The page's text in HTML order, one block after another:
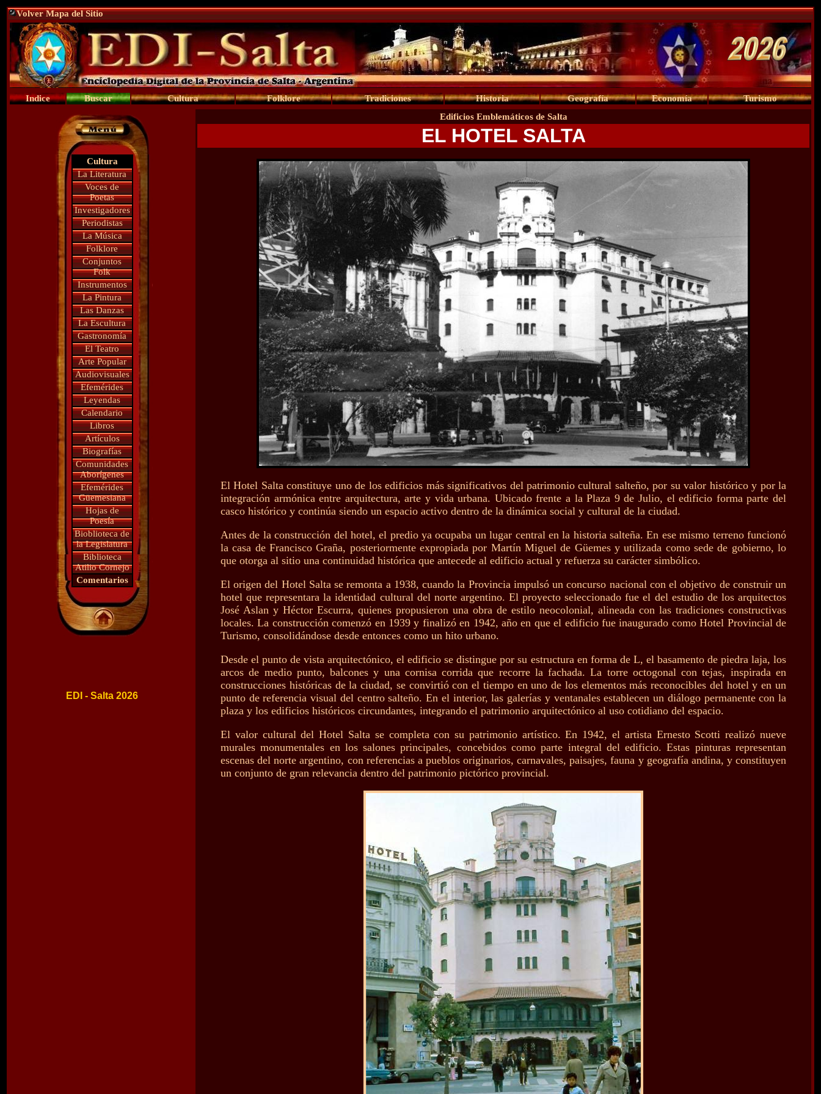
Volver Mapa del Sitio
Indice Buscar Cultura Folklore Tradiciones Historia Geografía Economía Turismo
Cultura
La Literatura
Voces de
Poetas
Investigadores
Periodistas
La Música
Folklore
Conjuntos
Folk
Instrumentos
La Pintura
Las Danzas
La Escultura
Gastronomía
El Teatro
Arte Popular
Audiovisuales
Efemérides
Leyendas
Calendario
Libros
Artículos
Biografías
Comunidades
Aborígenes
Efemérides
Güemesiana
Hojas de
Poesía
Bioblioteca de
la Legislatura
Biblioteca
Atilio Cornejo
Comentarios
EDI - Salta 2026
Edificios Emblemáticos de Salta
EL HOTEL SALTA
El Hotel Salta constituye uno de los edificios más significativos del patrimonio cultural salteño, por su valor histórico y por la
integración armónica entre arquitectura, arte y vida urbana. Ubicado frente a la Plaza 9 de Julio, el edificio forma parte del
casco histórico y continúa siendo un espacio activo dentro de la dinámica social y cultural de la ciudad.
Antes de la construcción del hotel, el predio ya ocupaba un lugar central en la historia salteña. En ese mismo terreno funcionó
la casa de Francisco Graña, posteriormente expropiada por Martín Miguel de Güemes y utilizada como sede de gobierno, lo
que otorga al sitio una continuidad histórica que antecede al edificio actual y refuerza su carácter simbólico.
El origen del Hotel Salta se remonta a 1938, cuando la Provincia impulsó un concurso nacional con el objetivo de construir un
hotel que representara la identidad cultural del norte argentino. El proyecto seleccionado fue el del estudio de los arquitectos
José Aslan y Héctor Escurra, quienes propusieron una obra de estilo neocolonial, alineada con las tradiciones constructivas
locales. La construcción comenzó en 1939 y finalizó en 1942, año en que el edificio fue inaugurado como Hotel Provincial de
Turismo, consolidándose desde entonces como un hito urbano.
Desde el punto de vista arquitectónico, el edificio se distingue por su estructura en forma de L, el basamento de piedra laja, los
arcos de medio punto, balcones y una cornisa corrida que recorre la fachada. La torre octogonal con tejas, inspirada en
construcciones históricas de la ciudad, se convirtió con el tiempo en uno de los elementos más reconocibles del hotel y en un
punto de referencia visual del centro salteño. En el interior, las galerías y ventanales establecen un diálogo permanente con la
plaza y los edificios históricos circundantes, integrando el patrimonio arquitectónico al uso cotidiano del espacio.
El valor cultural del Hotel Salta se completa con su patrimonio artístico. En 1942, el artista Ernesto Scotti realizó nueve
murales monumentales en los salones principales, concebidos como parte integral del edificio. Estas pinturas representan
escenas del norte argentino, con referencias a pueblos originarios, carnavales, paisajes, fauna y geografía andina, y constituyen
un conjunto de gran relevancia dentro del patrimonio pictórico provincial.